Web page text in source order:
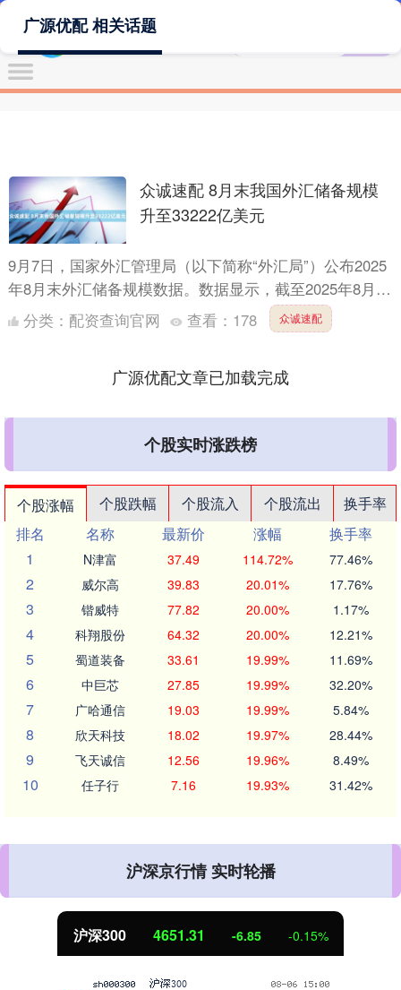
广源优配 相关话题
众诚速配 8月末我国外汇储备规模
升至33222亿美元
9月7日，国家外汇管理局（以下简称“外汇局”）公布2025
年8月末外汇储备规模数据。数据显示，截至2025年8月
末，我国外汇储备规模为33222亿美元，较7月末....
分类： 配资查询官网 查看： 178 众诚速配
广源优配文章已加载完成
个股实时涨跌榜
个股涨幅 个股跌幅 个股流入 个股流出
换手率
排名
名称 最新价 涨幅
换手率
1
N津富 37.49 114.72% 77.46%
2 威尔高 39.83 20.01% 17.76%
3 锴威特 77.82 20.00% 1.17%
4 科翔股份 64.32 20.00% 12.21%
5 蜀道装备 33.61 19.99% 11.69%
6 中巨芯 27.85 19.99% 32.20%
7 广哈通信 19.03 19.99% 5.84%
8 欣天科技 18.02 19.97% 28.44%
9 飞天诚信 12.56 19.96% 8.49%
10 任子行 7.16 19.93% 31.42%
沪深京行情 实时轮播
沪深300 4651.31 -6.85 -0.15%